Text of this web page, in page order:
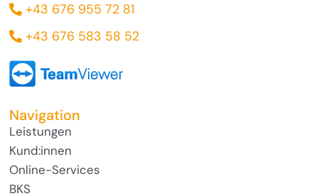
+43 676 955 72 81
+43 676 583 58 52
Navigation
Leistungen
Kund:innen
Online-Services
BKS